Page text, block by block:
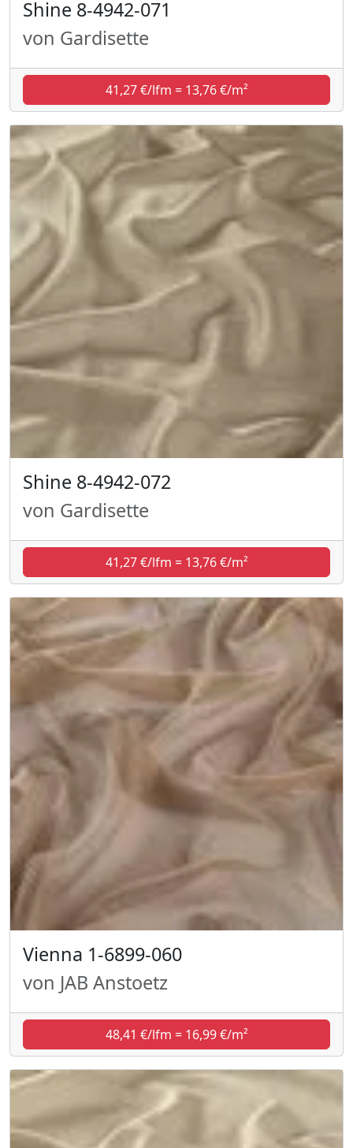
Shine 8-4942-071
von Gardisette
41,27 €/lfm = 13,76 €/m²
Shine 8-4942-072
von Gardisette
41,27 €/lfm = 13,76 €/m²
Vienna 1-6899-060
von JAB Anstoetz
48,41 €/lfm = 16,99 €/m²